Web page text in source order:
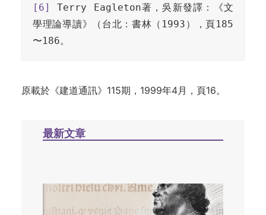
[6]
Terry Eagleton著，吳新發譯：《文
學理論導讀》（台北：書林（1993），頁185
〜186。
原載於《建道通訊》115期，1999年4月，頁16。
最新文章